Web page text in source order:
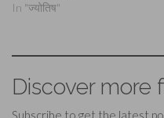
In "ज्योतिष"
Discover more
Subscribe to get the latest